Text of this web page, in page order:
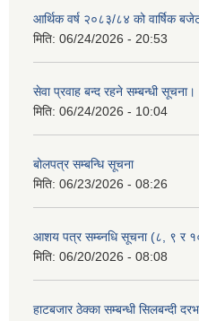
आर्थिक वर्ष २०८३/८४ को वार्षिक
मिति: 06/24/2026 - 20:53
सेवा प्रवाह बन्द रहने सम्बन्धी सूचना।
मिति: 06/24/2026 - 10:04
बोलपत्र सम्बन्धि सूचना
मिति: 06/23/2026 - 08:26
आशय पत्र सम्ब्नधि सूचना (८, ९ र
मिति: 06/20/2026 - 08:08
हाटबजार ठेक्का सम्बन्धी सिलबन्दी